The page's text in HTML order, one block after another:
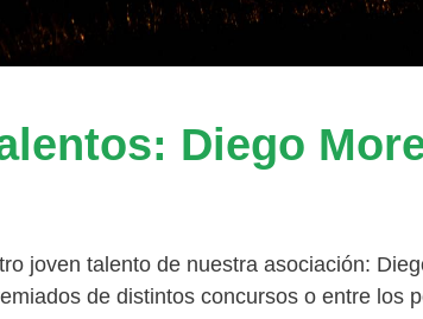
Diego
joven talento de nuestra asociación:
de distintos concursos o entre los